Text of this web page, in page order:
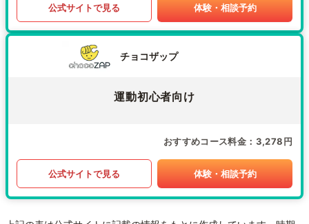
公式サイトで見る 体験・相談予約
チョコザップ
運動初心者向け
おすすめコース料金 3,278円
公式サイトで見る 体験・相談予約